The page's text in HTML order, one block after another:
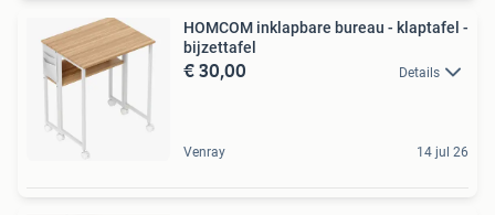
HOMCOM inklapbare bureau - klaptafel -
bijzettafel
€ 30,00 Details
Venray 14 jul 26